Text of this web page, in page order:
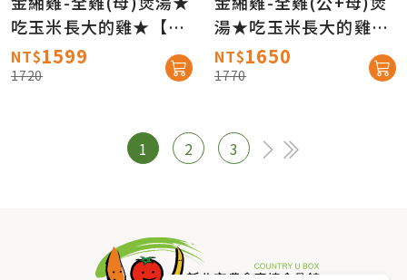
吃玉米長大的雞★【產
地直送免運】
NT$1599
1720
湯★吃玉米長大的雞
★【產地直送免運】
NT$1650
1770
1 2 3